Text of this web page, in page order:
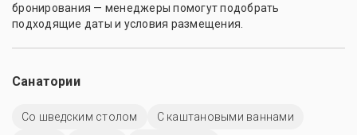
бронирования — менеджеры помогут подобрать
подходящие даты и условия размещения.
Санатории
Со шведским столом
С каштановыми ваннами